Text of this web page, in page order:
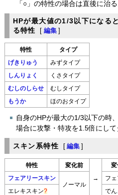
「○」の特性の場合は直後に治る
HPが最大値の1/3以下になる
る特性
[ 編集 ]
特性 タイプ
げきりゅう みずタイプ
しんりょく くさタイプ
むしのしらせ むしタイプ
もうか ほのおタイプ
自身のHPが最大の1/3以下の時
場合に攻撃・特攻を1.5倍にして
スキン系特性 [ 編集 ]
特性 変化前
→
変
フェアリースキン
ノーマル
フ
エレキスキン? でん